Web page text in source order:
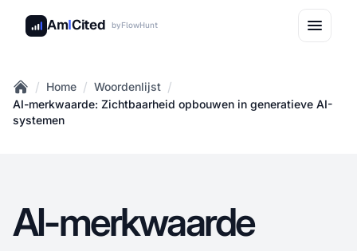
AmICited byFlowHunt
Home
/ Home / Woordenlijst /
AI-merkwaarde: Zichtbaarheid opbouwen in generatieve AI-
systemen
AI-merkwaarde